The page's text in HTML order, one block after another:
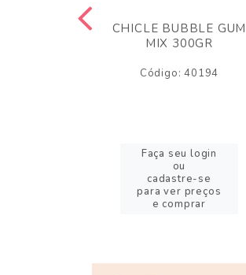
CHICLE BUBBLE GUM
MIX 300GR
Código: 40194
Faça seu login
ou
cadastre-se
para ver preços
e comprar